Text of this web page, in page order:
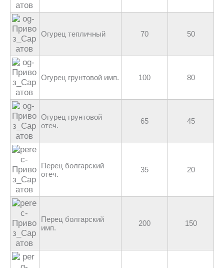
Огурец тепличный 70 50
Огурец грунтовой имп. 100 80
Огурец грунтовой
отеч.
65 45
Перец болгарский
отеч.
35 20
Перец болгарский
имп.
200 150